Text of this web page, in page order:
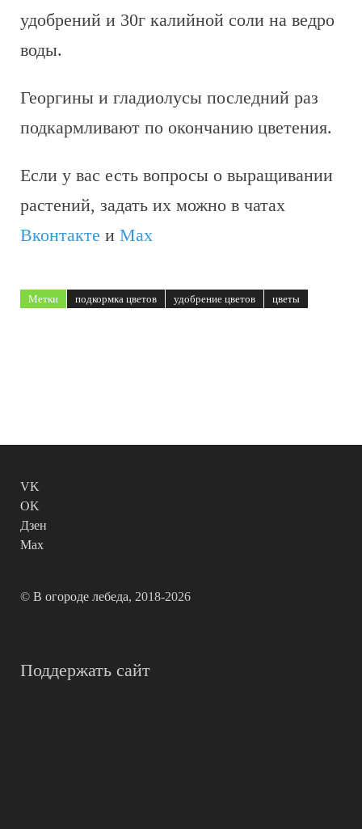
удобрений и 30г калийной соли на ведро
воды.
Георгины и гладиолусы последний раз
подкармливают по окончанию цветения.
Если у вас есть вопросы о выращивании
растений, задать их можно в чатах
Вконтакте и Max
Метки подкормка цветов удобрение цветов цветы
VK
OK
Дзен
Max
© В огороде лебеда, 2018-2026
Поддержать сайт